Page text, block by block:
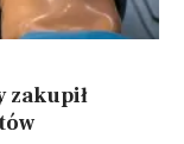
zakupił